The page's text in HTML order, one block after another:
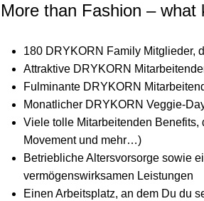
More than Fashion –
180 DRYKORN Family Mitglieder,
Attraktive DRYKORN
Fulminante DRYKORN
Monatlicher DRYKORN Veggie-
Viele tolle Mitarbeitenden Benefits,
Movement und mehr…)
Betriebliche Altersvorsorge sowie
vermögenswirksamen Leistungen
Einen Arbeitsplatz, an dem Du du